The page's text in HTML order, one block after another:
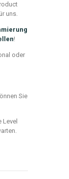
uns.
!
oder
Sie